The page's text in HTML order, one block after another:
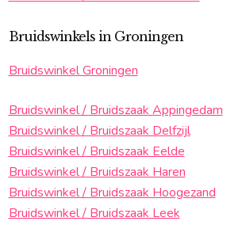
Bruidswinkels in Groningen
Bruidswinkel Groningen
Bruidswinkel / Bruidszaak Appingedam
Bruidswinkel / Bruidszaak Delfzijl
Bruidswinkel / Bruidszaak Eelde
Bruidswinkel / Bruidszaak Haren
Bruidswinkel / Bruidszaak Hoogezand
Bruidswinkel / Bruidszaak Leek